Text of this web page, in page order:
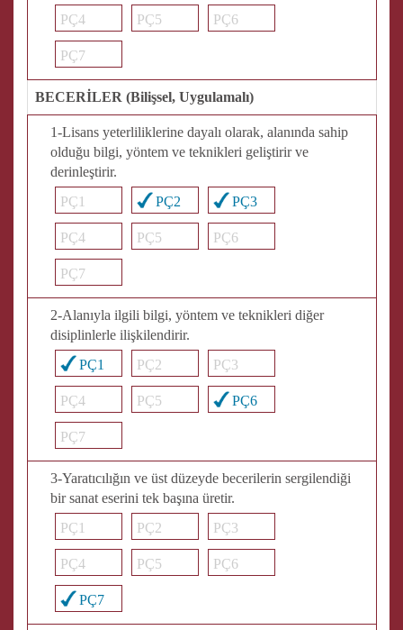
PÇ4 PÇ5 PÇ6
PÇ7
BECERİLER (Bilişsel, Uygulamalı)
1-Lisans yeterliliklerine dayalı olarak, alanında sahip
olduğu bilgi, yöntem ve teknikleri geliştirir ve
derinleştirir.
PÇ1
PÇ2 PÇ3
PÇ4 PÇ5 PÇ6
PÇ7
2-Alanıyla ilgili bilgi, yöntem ve teknikleri diğer
disiplinlerle ilişkilendirir.
PÇ1
PÇ2 PÇ3
PÇ4 PÇ5 PÇ6
PÇ7
3-Yaratıcılığın ve üst düzeyde becerilerin sergilendiği
bir sanat eserini tek başına üretir.
PÇ1
PÇ2 PÇ3
PÇ4 PÇ5 PÇ6
PÇ7